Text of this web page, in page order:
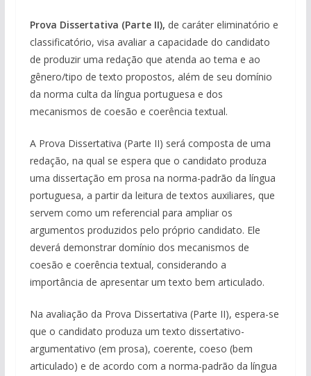
Prova Dissertativa (Parte II), de caráter eliminatório e
classificatório, visa avaliar a capacidade do candidato
de produzir uma redação que atenda ao tema e ao
gênero/tipo de texto propostos, além de seu domínio
da norma culta da língua portuguesa e dos
mecanismos de coesão e coerência textual.
A Prova Dissertativa (Parte II) será composta de uma
redação, na qual se espera que o candidato produza
uma dissertação em prosa na norma-padrão da língua
portuguesa, a partir da leitura de textos auxiliares, que
servem como um referencial para ampliar os
argumentos produzidos pelo próprio candidato. Ele
deverá demonstrar domínio dos mecanismos de
coesão e coerência textual, considerando a
importância de apresentar um texto bem articulado.
Na avaliação da Prova Dissertativa (Parte II), espera-se
que o candidato produza um texto dissertativo-
argumentativo (em prosa), coerente, coeso (bem
articulado) e de acordo com a norma-padrão da língua